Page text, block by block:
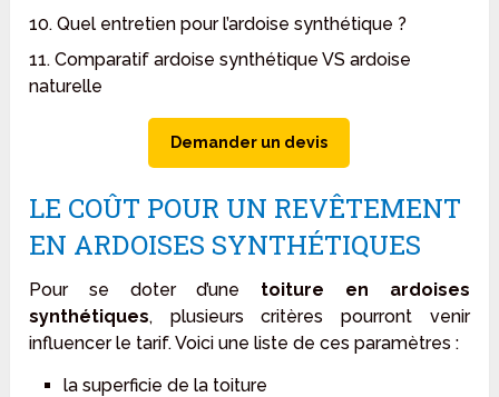
10. Quel entretien pour l’ardoise synthétique ?
11. Comparatif ardoise synthétique VS ardoise
naturelle
Demander un devis
LE COÛT POUR UN REVÊTEMENT
EN ARDOISES SYNTHÉTIQUES
Pour se doter d’une toiture en ardoises
synthétiques, plusieurs critères pourront venir
influencer le tarif. Voici une liste de ces paramètres :
la superficie de la toiture